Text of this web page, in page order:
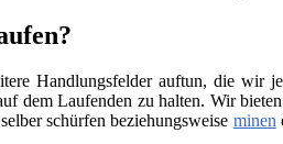
Handlungsfelder auftun, die wir
dem Laufenden zu halten. Wir
schürfen beziehungsweise minen